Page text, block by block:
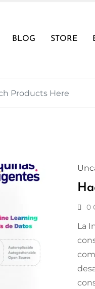
BLOG STORE
0
La